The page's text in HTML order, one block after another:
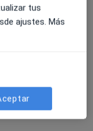
Reservar cita
Reservar cita
tus
ajustes. Más